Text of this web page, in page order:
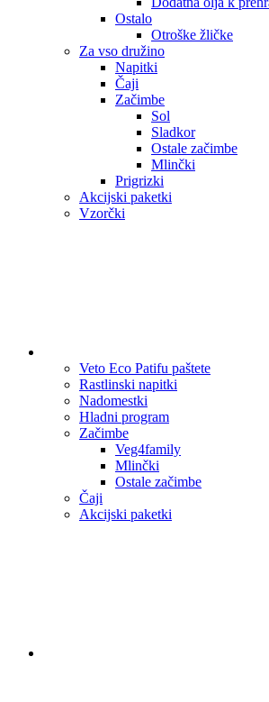
Ostalo
Otroške žličke
Za vso družino
Napitki
Čaji
Začimbe
Sol
Sladkor
Ostale začimbe
Mlinčki
Prigrizki
Akcijski paketki
Vzorčki
Veto Eco Patifu paštete
Rastlinski napitki
Nadomestki
Hladni program
Začimbe
Veg4family
Mlinčki
Ostale začimbe
Čaji
Akcijski paketki